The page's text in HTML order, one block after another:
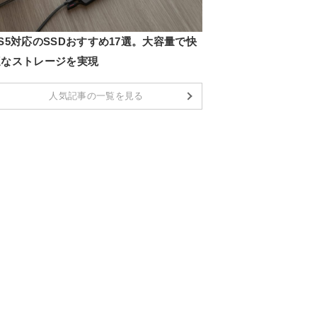
対応のSSDおすすめ17選。大容量で快
ストレージを実現
人気記事の一覧を見る